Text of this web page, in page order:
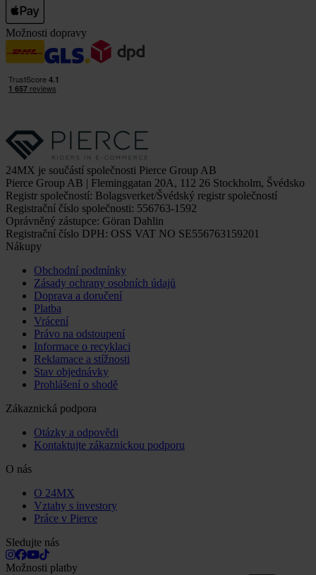
Možnosti dopravy
24MX je součástí společnosti Pierce Group AB
Pierce Group AB | Fleminggatan 20A, 112 26 Stockholm, Švédsko
Registr společností: Bolagsverket/Švédský registr společností
Registrační číslo společnosti: 556763-1592
Oprávněný zástupce: Göran Dahlin
Registrační číslo DPH: OSS VAT NO SE556763159201
Nákupy
Obchodní podmínky
Zásady ochrany osobních údajů
Doprava a doručení
Platba
Vrácení
Právo na odstoupení
Informace o recyklaci
Reklamace a stížnosti
Stav objednávky
Prohlášení o shodě
Zákaznická podpora
Otázky a odpovědi
Kontaktujte zákaznickou podporu
O nás
O 24MX
Vztahy s investory
Práce v Pierce
Sledujte nás
Možnosti platby